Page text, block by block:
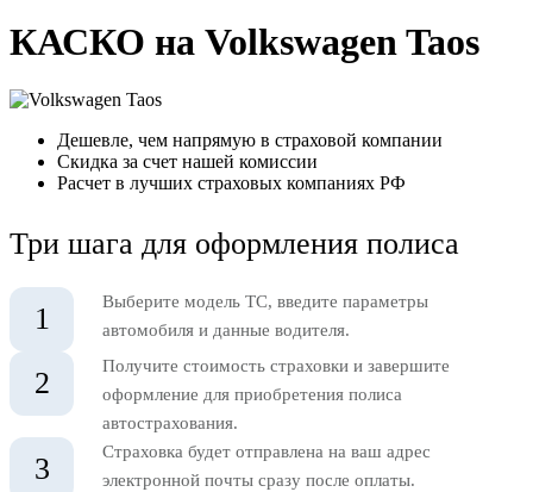
КАСКО на Volkswagen Taos
Дешевле, чем напрямую в страховой компании
Скидка за счет нашей комиссии
Расчет в лучших страховых компаниях РФ
Три шага для оформления полиса
1
Выберите модель ТС, введите параметры
автомобиля и данные водителя.
2
Получите стоимость страховки и завершите
оформление для приобретения полиса
автострахования.
3
Страховка будет отправлена на ваш адрес
электронной почты сразу после оплаты.